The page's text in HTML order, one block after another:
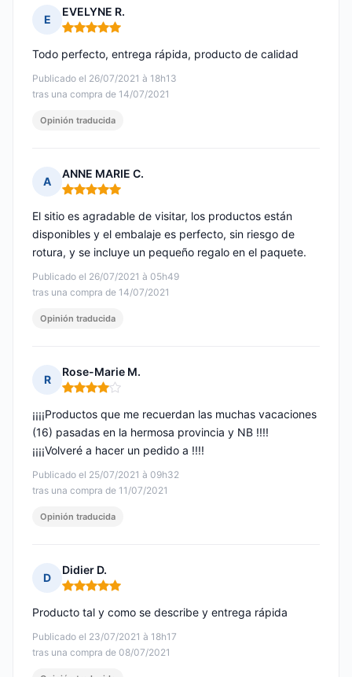
E
EVELYNE R.
Nota: 5 de 5
Publicado el 26/07/2021 à 18h13
tras una compra de 14/07/2021
Todo perfecto, entrega rápida, producto de calidad
Opinión traducida
A
ANNE MARIE C.
Nota: 5 de 5
Publicado el 26/07/2021 à 05h49
tras una compra de 14/07/2021
El sitio es agradable de visitar, los productos están
disponibles y el embalaje es perfecto, sin riesgo de
rotura, y se incluye un pequeño regalo en el paquete.
Opinión traducida
R
Rose-Marie M.
Nota: 4 de 5
Publicado el 25/07/2021 à 09h32
tras una compra de 11/07/2021
¡¡¡¡Productos que me recuerdan las muchas vacaciones
(16) pasadas en la hermosa provincia y NB !!!!
¡¡¡¡Volveré a hacer un pedido a !!!!
Opinión traducida
D
Didier D.
Nota: 5 de 5
Publicado el 23/07/2021 à 18h17
tras una compra de 08/07/2021
Producto tal y como se describe y entrega rápida